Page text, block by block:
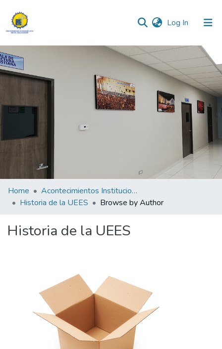
Log In (current)
Communities & Collections
All of DSpace
Home
Acontecimientos Institucionales
Historia de la UEES
Browse by Author
Historia de la UEES